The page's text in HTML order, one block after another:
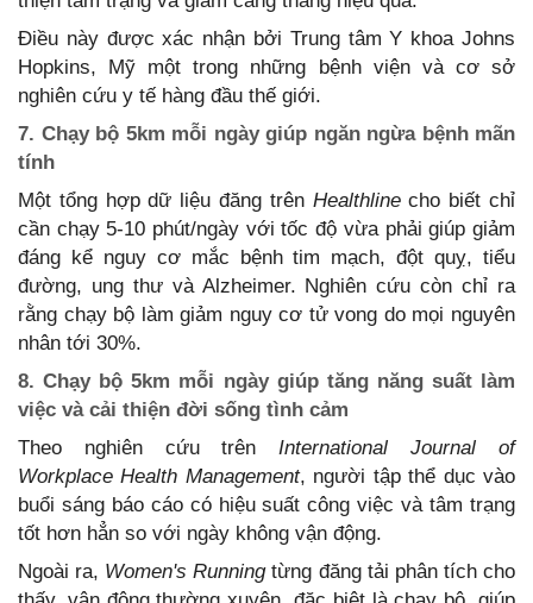
Điều này được xác nhận bởi Trung tâm Y khoa Johns
Hopkins, Mỹ một trong những bệnh viện và cơ sở
nghiên cứu y tế hàng đầu thế giới.
7. Chạy bộ 5km mỗi ngày giúp ngăn ngừa bệnh mãn
tính
Một tổng hợp dữ liệu đăng trên Healthlinecho biết chỉ
cần chạy 5-10 phút/ngày với tốc độ vừa phải giúp giảm
đáng kể nguy cơ mắc bệnh tim mạch, đột quỵ, tiểu
đường, ung thư và Alzheimer. Nghiên cứu còn chỉ ra
rằng chạy bộ làm giảm nguy cơ tử vong do mọi nguyên
nhân tới 30%.
8. Chạy bộ 5km mỗi ngày giúp tăng năng suất làm
việc và cải thiện đời sống tình cảm
Theo nghiên cứu trên International Journal of
Workplace Health Management, người tập thể dục vào
buổi sáng báo cáo có hiệu suất công việc và tâm trạng
tốt hơn hẳn so với ngày không vận động.
Ngoài ra, Women's Runningtừng đăng tải phân tích cho